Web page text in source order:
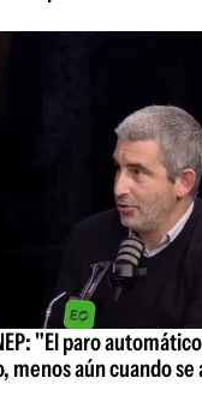
"El paro
aún cuando se